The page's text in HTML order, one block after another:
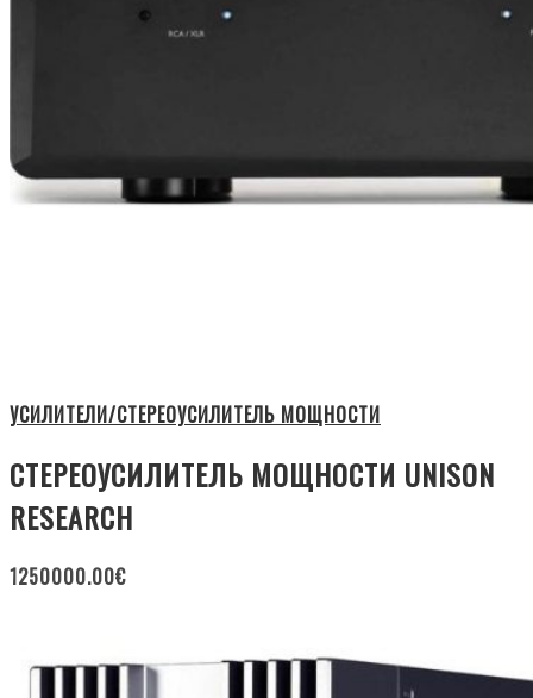
УСИЛИТЕЛИ/СТЕРЕОУСИЛИТЕЛЬ МОЩНОСТИ
СТЕРЕОУСИЛИТЕЛЬ МОЩНОСТИ UNISON
RESEARCH
1250000.00€